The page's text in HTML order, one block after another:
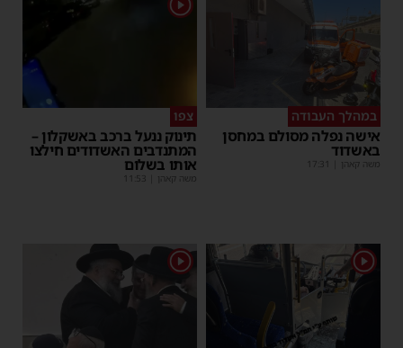
במהלך העבודה
אישה נפלה מסולם במחסן
באשדוד
משה קאהן |
17:31
תינוק ננעל ברכב באשקלון –
המתנדבים האשדודים חילצו
אותו בשלום
משה קאהן |
11:53
1